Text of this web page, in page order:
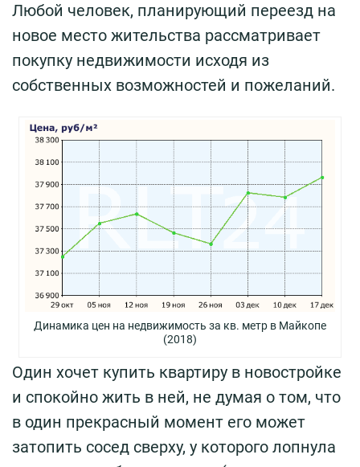
Любой человек, планирующий переезд на
новое место жительства рассматривает
покупку недвижимости исходя из
собственных возможностей и пожеланий.
Динамика цен на недвижимость за кв. метр в Майкопе
(2018)
Один хочет купить квартиру в новостройке
и спокойно жить в ней, не думая о том, что
в один прекрасный момент его может
затопить сосед сверху, у которого лопнула